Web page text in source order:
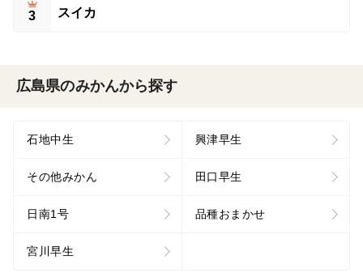
3 スイカ
広島県のみかんから探す
石地中生 興津早生
その他みかん 田口早生
日南1号 品種おまかせ
宮川早生